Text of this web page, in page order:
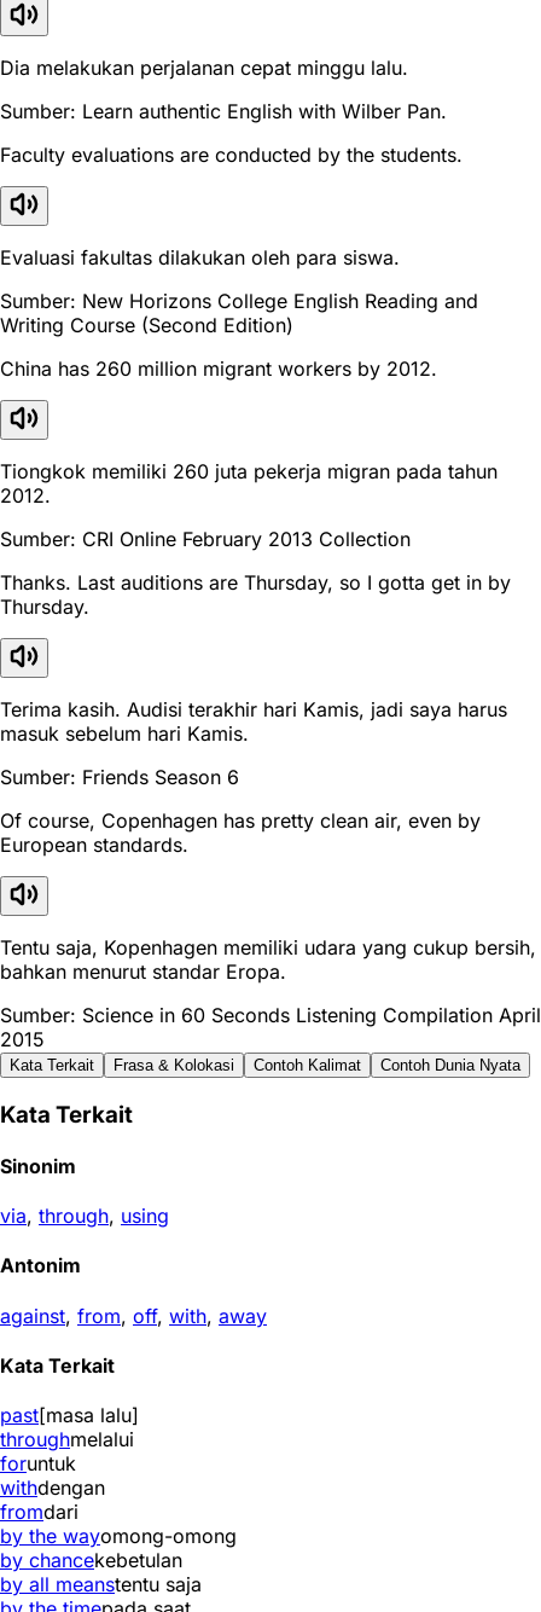
Dia melakukan perjalanan cepat minggu lalu.
Sumber: Learn authentic English with Wilber Pan.
Faculty evaluations are conducted by the students.
Evaluasi fakultas dilakukan oleh para siswa.
Sumber: New Horizons College English Reading and
Writing Course (Second Edition)
China has 260 million migrant workers by 2012.
Tiongkok memiliki 260 juta pekerja migran pada tahun
2012.
Sumber: CRI Online February 2013 Collection
Thanks. Last auditions are Thursday, so I gotta get in by
Thursday.
Terima kasih. Audisi terakhir hari Kamis, jadi saya harus
masuk sebelum hari Kamis.
Sumber: Friends Season 6
Of course, Copenhagen has pretty clean air, even by
European standards.
Tentu saja, Kopenhagen memiliki udara yang cukup bersih,
bahkan menurut standar Eropa.
Sumber: Science in 60 Seconds Listening Compilation April
2015
Kata Terkait Frasa & Kolokasi Contoh Kalimat Contoh Dunia Nyata
Kata Terkait
Sinonim
via, through, using
Antonim
against, from, off, with, away
Kata Terkait
past[masa lalu]
throughmelalui
foruntuk
withdengan
fromdari
by the wayomong-omong
by chancekebetulan
by all meanstentu saja